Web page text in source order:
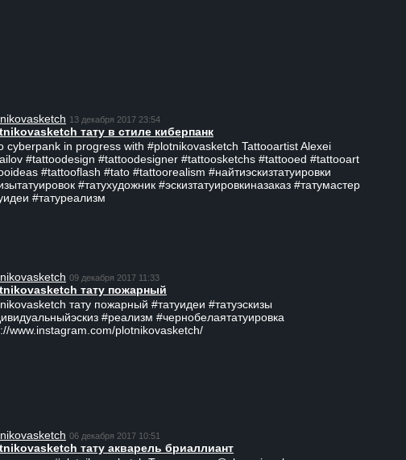
13 декабря 2017 23:54
тату в стиле киберпанк
cyberpank in progress with #plotnikovasketch Tattooartist Alexei
#tattoodesign #tattoodesigner #tattoosketchs #tattooed #tattooart
#tattooflash #tato #tattoorealism #найтиэскизтатуировки
#татухудожник #эскизтатуировкиназаказ #татумастер
#татуреализм
09 декабря 2017 11:33
тату пожарный
тату пожарный #татуидеи #татуэскизы
#реализм #чернобелаятатуировка
www.instagram.com/plotnikovasketch/
06 декабря 2017 10:51
тату акварель бриаллиант